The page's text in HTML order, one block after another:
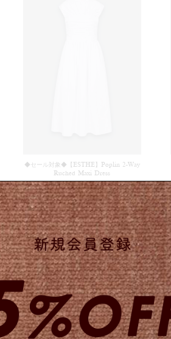
◆セール対象◆【ESTHE】Poplin 2-Way
Ruched Maxi Dress
60%OFF
¥44,000 ¥17,600 (in tax)